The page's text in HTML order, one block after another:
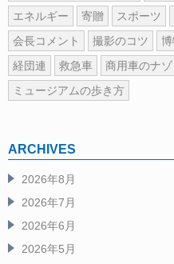
エネルギー
寄贈 スポーツ
会長コメント
撮影のコツ
経団連
救急車 商用車のナゾ
ミュージアムの歩き方
ARCHIVES
2026年8月
2026年7月
2026年6月
2026年5月